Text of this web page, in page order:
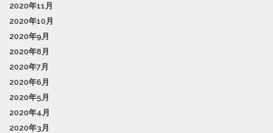
2020年11月
2020年10月
2020年9月
2020年8月
2020年7月
2020年6月
2020年5月
2020年4月
2020年3月